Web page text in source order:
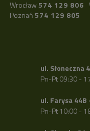
Wrocław 574 129 806
Poznań 574 129 805
ul. Słoneczna
Pn-Pt 09:30 -
ul. Farysa
Pn-Pt 10:00 -